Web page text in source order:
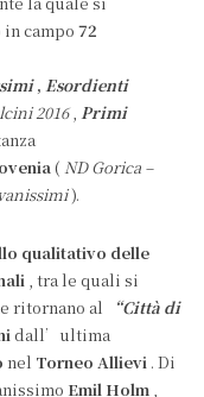
in campo 72
, Esordienti
2016, Primi
( ND Gorica –
).
qualitativo delle
, tra le quali si
ritornano al
“Città di
dall’ultima
nel Torneo Allievi . Di
Emil Holm ,